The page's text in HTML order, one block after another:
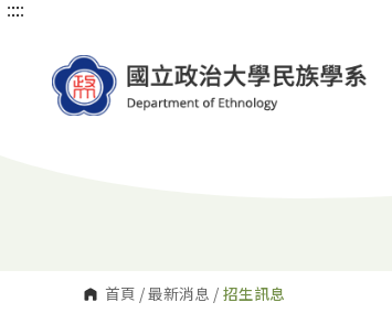
跳
:::
首頁 /最新消息 / 招生訊息
:::